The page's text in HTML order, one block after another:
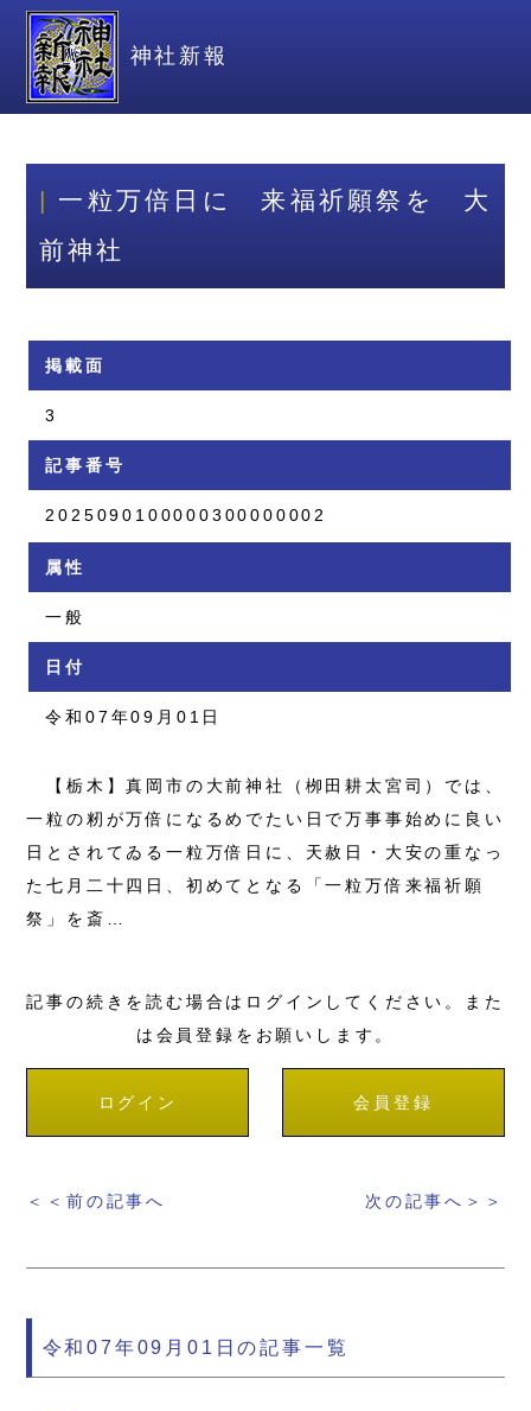
神社新報
一粒万倍日に 来福祈願祭を 大
前神社
掲載面
3
記事番号
2025090100000300000002
属性
一般
日付
令和07年09月01日
【栃木】真岡市の大前神社（栁田耕太宮司）では、
一粒の籾が万倍になるめでたい日で万事事始めに良い
日とされてゐる一粒万倍日に、天赦日・大安の重なっ
た七月二十四日、初めてとなる「一粒万倍来福祈願
祭」を斎…
記事の続きを読む場合はログインしてください。また
は会員登録をお願いします。
ログイン 会員登録
＜＜前の記事へ 次の記事へ＞＞
令和07年09月01日の記事一覧